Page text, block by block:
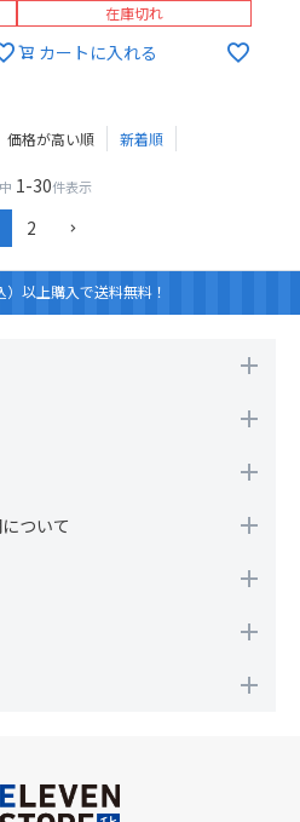
在庫切れ
カートに入れる
価格が高い順 新着順
1-30件表示
2
以上購入で送料無料！
ついて